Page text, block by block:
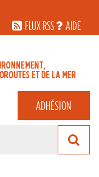
FLUX RSS
AIDE
ADHÉSION